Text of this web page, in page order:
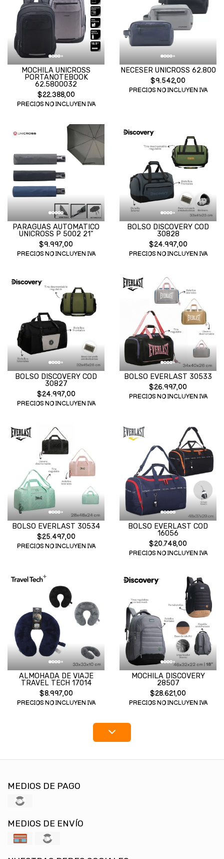
MOCHILA UNICROSS
PORTANOTEBOOK
62.5800032
$22.388,00
PRECIOS NO INCLUYEN IVA
NECESER UNICROSS 62.800
$9.542,00
PRECIOS NO INCLUYEN IVA
PARAGUAS AUTOMATICO
UNICROSS P 5002 21"
$9.997,00
PRECIOS NO INCLUYEN IVA
BOLSO DISCOVERY COD
30828
$24.997,00
PRECIOS NO INCLUYEN IVA
BOLSO DISCOVERY COD
30827
$24.997,00
PRECIOS NO INCLUYEN IVA
BOLSO EVERLAST 30533
$26.997,00
PRECIOS NO INCLUYEN IVA
BOLSO EVERLAST 30534
$25.497,00
PRECIOS NO INCLUYEN IVA
BOLSO EVERLAST COD
16056
$20.748,00
PRECIOS NO INCLUYEN IVA
ALMOHADA DE VIAJE
TRAVEL TECH 17014
$8.997,00
PRECIOS NO INCLUYEN IVA
MOCHILA DISCOVERY
28507
$28.621,00
PRECIOS NO INCLUYEN IVA
MEDIOS DE PAGO
MEDIOS DE ENVÍO